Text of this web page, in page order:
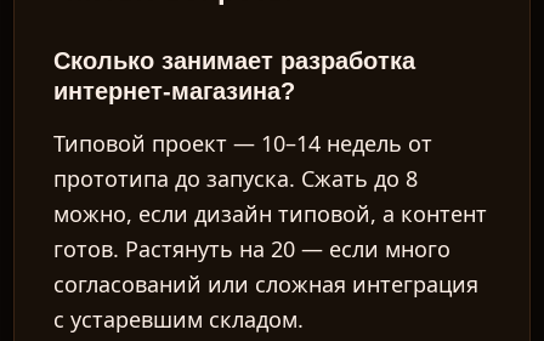
Сколько занимает разработка
интернет-магазина?
Типовой проект — 10–14 недель от
прототипа до запуска. Сжать до 8
можно, если дизайн типовой, а контент
готов. Растянуть на 20 — если много
согласований или сложная интеграция
с устаревшим складом.